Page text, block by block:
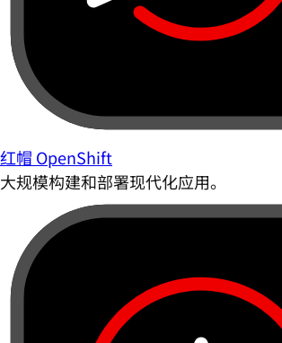
红帽 OpenShift
大规模构建和部署现代化应用。